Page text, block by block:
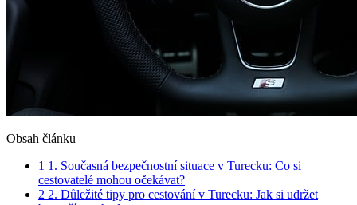
Obsah článku
1 1. Současná bezpečnostní situace v Turecku: Co si
cestovatelé mohou očekávat?
2 2. Důležité tipy pro cestování v Turecku: Jak si udržet